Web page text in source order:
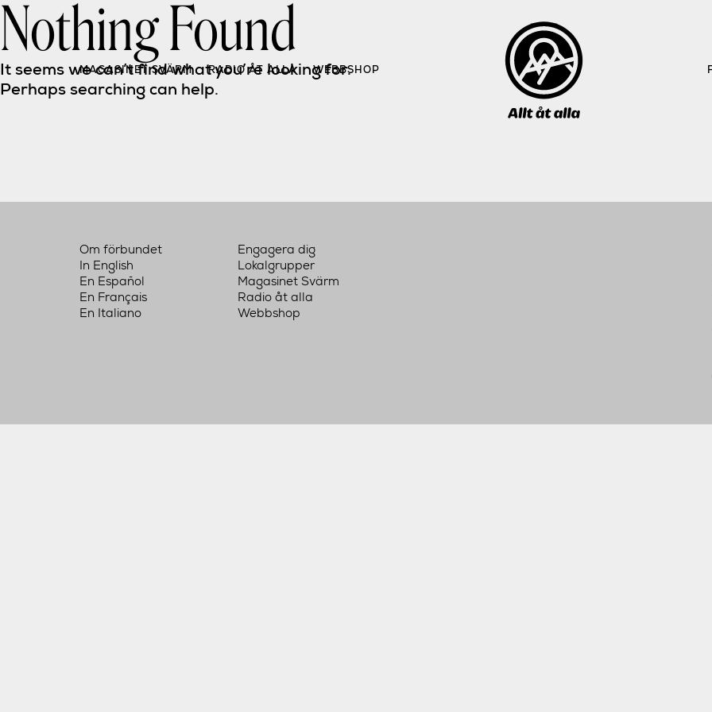
to
content
MAGASINET SVÄRM RADIO ÅT ALLA WEBBSHOP
Nothing Found
It seems we can’t find what you’re looking for.
Perhaps searching can help.
Om förbundet
In English
En Español
En Français
En Italiano
Engagera dig
Lokalgrupper
Magasinet Svärm
Radio åt alla
Webbshop